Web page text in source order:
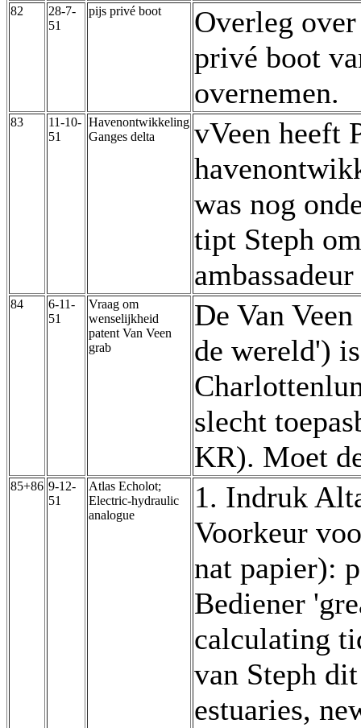
82
28-7-
51
pijs privé boot
Overleg
privé boot
overnemen.
83
11-10-
51
Havenontwikkeling
Ganges delta
vVeen heeft
was nog
tipt Steph
84
6-11-
51
Vraag om
wenselijkheid
patent Van Veen
grab
De Van
de wereld')
slecht
KR). Moet
85+86 9-12-
51
Atlas Echolot;
Electric-hydraulic
analogue
1. Indruk
Voorkeur
nat papier):
Bediener
calculating
van Steph
estuaries,